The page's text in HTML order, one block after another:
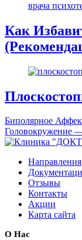
Как
Биполярное
Головокружение
Направления
Отзывы
Контакты
Акции
Карта сайта
О Нас